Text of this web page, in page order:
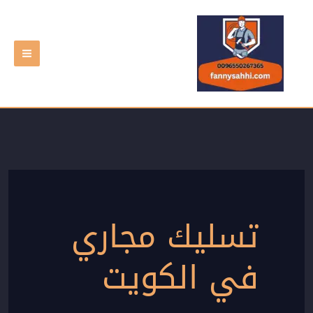
تخطي
المحتوى
تسليك مجاري
في الكويت